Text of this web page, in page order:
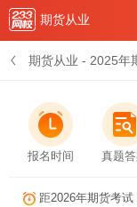
期货从业
期货从业 - 2025年
报名时间 真题
距2026年期货考试